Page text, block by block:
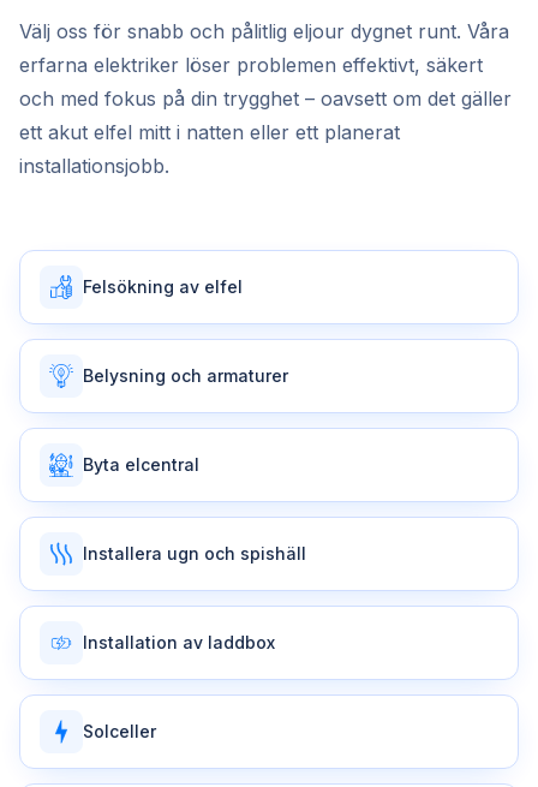
Välj oss för snabb och pålitlig eljour dygnet runt. Våra
erfarna elektriker löser problemen effektivt, säkert
och med fokus på din trygghet – oavsett om det gäller
ett akut elfel mitt i natten eller ett planerat
installationsjobb.
Felsökning av elfel
Belysning och armaturer
Byta elcentral
Installera ugn och spishäll
Installation av laddbox
Solceller